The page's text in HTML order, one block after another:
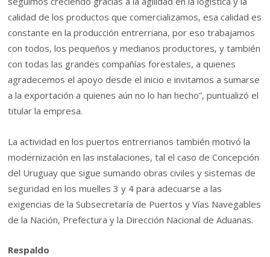
calidad de los productos que comercializamos, esa calidad es
constante en la producción entrerriana, por eso trabajamos
con todos, los pequeños y medianos productores, y también
con todas las grandes compañías forestales, a quienes
agradecemos el apoyo desde el inicio e invitamos a sumarse
a la exportación a quienes aún no lo han hecho”, puntualizó el
titular la empresa.
La actividad en los puertos entrerrianos también motivó la
modernización en las instalaciones, tal el caso de Concepción
del Uruguay que sigue sumando obras civiles y sistemas de
seguridad en los muelles 3 y 4 para adecuarse a las
exigencias de la Subsecretaría de Puertos y Vías Navegables
de la Nación, Prefectura y la Dirección Nacional de Aduanas.
Respaldo